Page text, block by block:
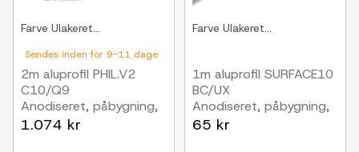
Sendes inden for 9-11 dage
Farve Ulakeret...
2m aluprofil PHIL.V2
C10/Q9
Anodiseret, påbygning,
LED skinne
1.074 kr
Farve Ulakeret...
1m aluprofil SURFACE10
BC/UX
Anodiseret, påbygning,
LED skinne
65 kr